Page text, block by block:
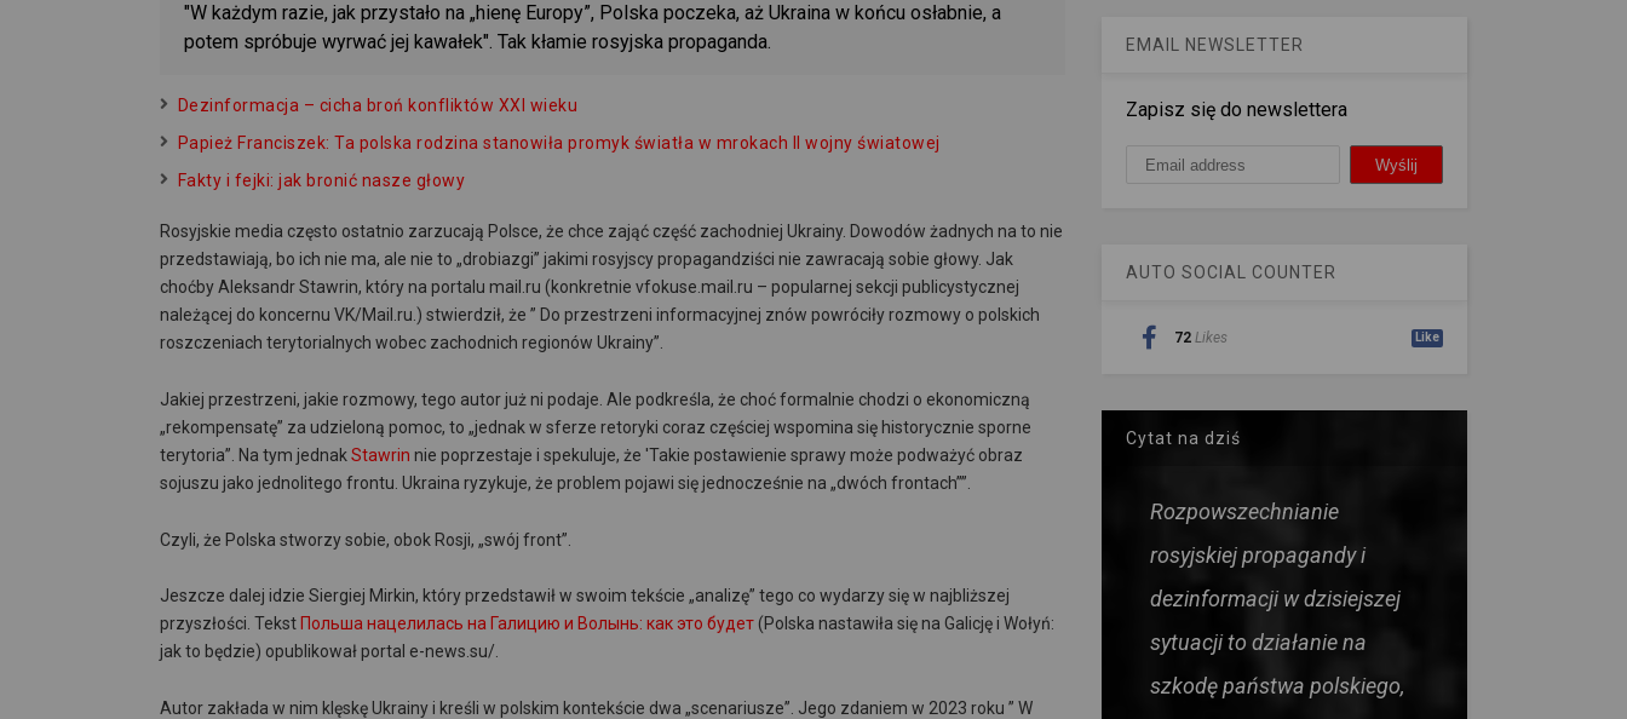
"W każdym razie, jak przystało na „hienę Europy”, Polska poczeka, aż Ukraina w końcu osłabnie, a
potem spróbuje wyrwać jej kawałek". Tak kłamie rosyjska propaganda.
Dezinformacja – cicha broń konfliktów XXI wieku
Papież Franciszek: Ta polska rodzina stanowiła promyk światła w mrokach II wojny światowej
Fakty i fejki: jak bronić nasze głowy
Rosyjskie media często ostatnio zarzucają Polsce, że chce zająć część zachodniej Ukrainy. Dowodów żadnych na to nie
przedstawiają, bo ich nie ma, ale nie to „drobiazgi” jakimi rosyjscy propagandziści nie zawracają sobie głowy. Jak
choćby Aleksandr Stawrin, który na portalu mail.ru (konkretnie vfokuse.mail.ru – popularnej sekcji publicystycznej
należącej do koncernu VK/Mail.ru.) stwierdził, że ” Do przestrzeni informacyjnej znów powróciły rozmowy o polskich
roszczeniach terytorialnych wobec zachodnich regionów Ukrainy”.
Jakiej przestrzeni, jakie rozmowy, tego autor już ni podaje. Ale podkreśla, że choć formalnie chodzi o ekonomiczną
„rekompensatę” za udzieloną pomoc, to „jednak w sferze retoryki coraz częściej wspomina się historycznie sporne
terytoria”. Na tym jednak Stawrin nie poprzestaje i spekuluje, że 'Takie postawienie sprawy może podważyć obraz
sojuszu jako jednolitego frontu. Ukraina ryzykuje, że problem pojawi się jednocześnie na „dwóch frontach””.
Czyli, że Polska stworzy sobie, obok Rosji, „swój front”.
Jeszcze dalej idzie Siergiej Mirkin, który przedstawił w swoim tekście „analizę” tego co wydarzy się w najbliższej
przyszłości. Tekst Польша нацелилась на Галицию и Волынь: как это будет(Polska nastawiła się na Galicję i Wołyń:
jak to będzie) opublikował portal e-news.su/.
Autor zakłada w nim klęskę Ukrainy i kreśli w polskim kontekście dwa „scenariusze”. Jego zdaniem w 2023 roku ” W
EMAIL NEWSLETTER
Zapisz się do newslettera
AUTO SOCIAL COUNTER
72 Likes Like
Cytat na dziś
Rozpowszechnianie
rosyjskiej propagandy i
dezinformacji w dzisiejszej
sytuacji to działanie na
szkodę państwa polskiego,